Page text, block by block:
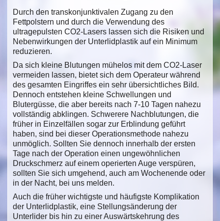
Durch den transkonjunktivalen Zugang zu den
Fettpolstern und durch die Verwendung des
ultragepulsten CO2-Lasers lassen sich die Risiken und
Nebenwirkungen der Unterlidplastik auf ein Minimum
reduzieren.
Da sich kleine Blutungen mühelos mit dem CO2-Laser
vermeiden lassen, bietet sich dem Operateur während
des gesamten Eingriffes ein sehr übersichtliches Bild.
Dennoch entstehen kleine Schwellungen und
Blutergüsse, die aber bereits nach 7-10 Tagen nahezu
vollständig abklingen. Schwerere Nachblutungen, die
früher in Einzelfällen sogar zur Erblindung geführt
haben, sind bei dieser Operationsmethode nahezu
unmöglich. Sollten Sie dennoch innerhalb der ersten
Tage nach der Operation einen ungewöhnlichen
Druckschmerz auf einem operierten Auge verspüren,
sollten Sie sich umgehend, auch am Wochenende oder
in der Nacht, bei uns melden.
Auch die früher wichtigste und häufigste Komplikation
der Unterlidplastik, eine Stellungsänderung der
Unterlider bis hin zu einer Auswärtskehrung des